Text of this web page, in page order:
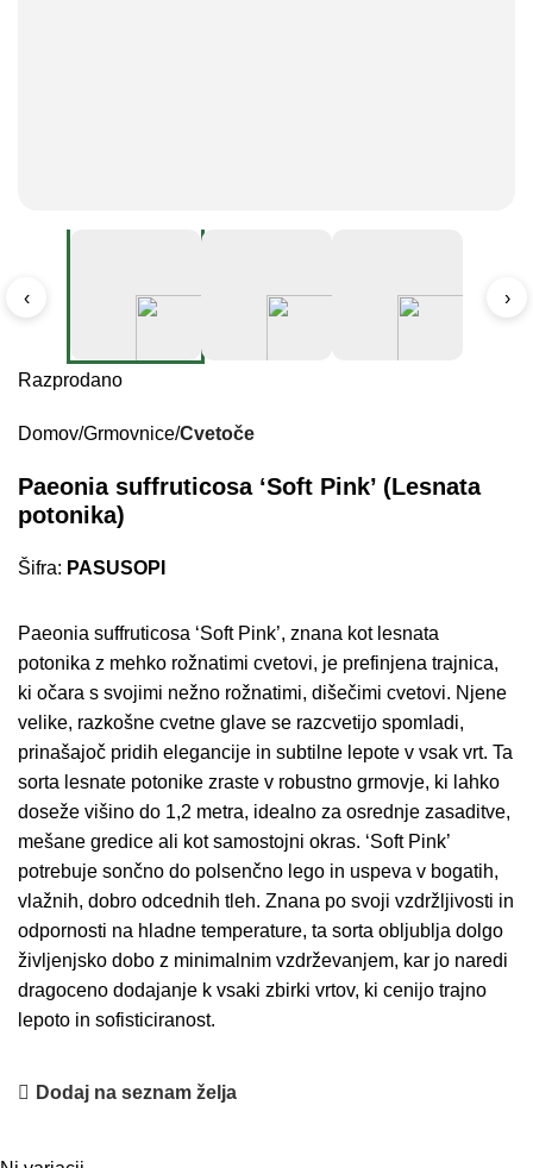
‹ ›
Razprodano
Domov Grmovnice Cvetoče
Paeonia suffruticosa ‘Soft Pink’ (Lesnata
potonika)
Šifra: PASUSOPI
Paeonia suffruticosa ‘Soft Pink’, znana kot lesnata
potonika z mehko rožnatimi cvetovi, je prefinjena trajnica,
ki očara s svojimi nežno rožnatimi, dišečimi cvetovi. Njene
velike, razkošne cvetne glave se razcvetijo spomladi,
prinašajoč pridih elegancije in subtilne lepote v vsak vrt. Ta
sorta lesnate potonike zraste v robustno grmovje, ki lahko
doseže višino do 1,2 metra, idealno za osrednje zasaditve,
mešane gredice ali kot samostojni okras. ‘Soft Pink’
potrebuje sončno do polsenčno lego in uspeva v bogatih,
vlažnih, dobro odcednih tleh. Znana po svoji vzdržljivosti in
odpornosti na hladne temperature, ta sorta obljublja dolgo
življenjsko dobo z minimalnim vzdrževanjem, kar jo naredi
dragoceno dodajanje k vsaki zbirki vrtov, ki cenijo trajno
lepoto in sofisticiranost.
Dodaj na seznam želja